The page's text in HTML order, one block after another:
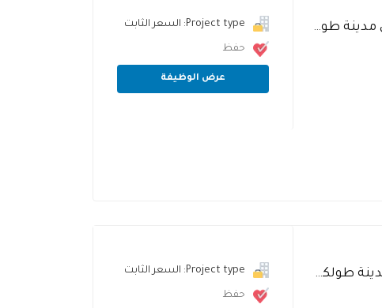
مطلوب مدرسة لغة انجليزية لمركز تعليمي في مدينة طولكرم Project type: السعر الثابت
حفظ
عرض الوظيفة
مطلوب مدرسة لغة عربية لمركز تعليمي في مدينة طولكرم Project type: السعر الثابت
حفظ